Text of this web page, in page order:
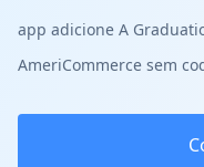
app adicione A
AmeriCommerce sem